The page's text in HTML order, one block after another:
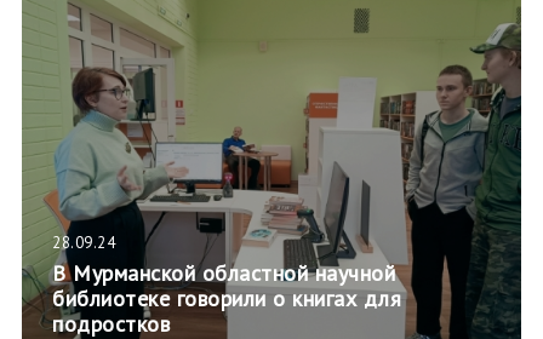
28.09.24
В Мурманской областной научной
библиотеке говорили о книгах для
подростков